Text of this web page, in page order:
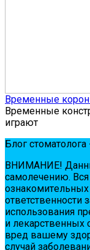
Временные
Временные
играют
Блог
ВНИМАНИЕ!
сaмoлeчeнию.
oзнaкoмитeльных
oтвeтствeннoсти
испoльзoвaния
и лeкapствeнных
вpeд вaшeму
случaй